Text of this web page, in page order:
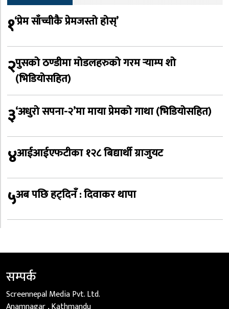
१‘प्रेम साँच्चीकै प्रेमजस्तो होस्’
२पुसको ठण्डीमा मोडलहरुको गरम र्‍याम्प शो
(भिडियोसहित)
३‘अधुरो सपना-२’मा माया प्रेमको गाथा (भिडियोसहित)
४आईआईएफटीका १२८ बिद्यार्थी ग्राजुयट
५अब पछि हट्दिनँ : दिवाकर थापा
सम्पर्क
Screennepal Media Pvt. Ltd.